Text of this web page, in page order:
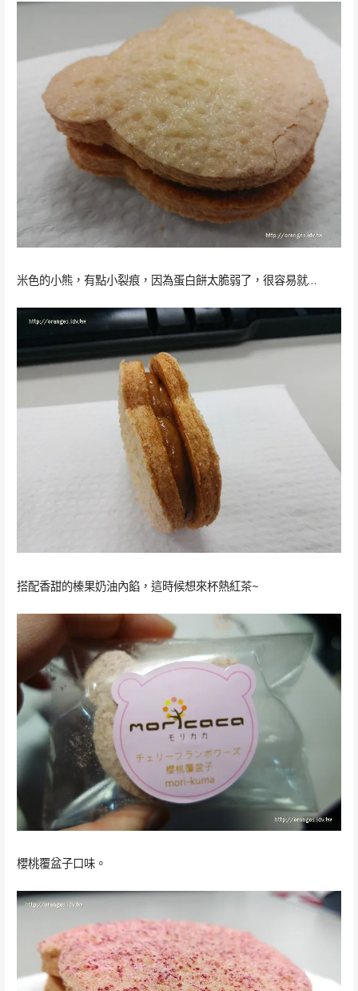
米色的小熊，有點小裂痕，因為蛋白餅太脆弱了，很容易就…
搭配香甜的榛果奶油內餡，這時候想來杯熱紅茶~
櫻桃覆盆子口味。